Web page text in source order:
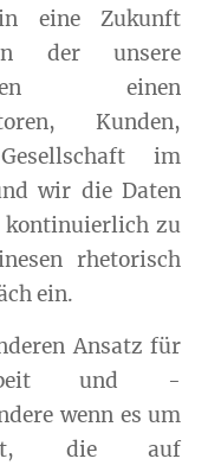
eine Zukunft
der unsere
einen
Kunden,
im
wir die Daten
zu
rhetorisch
ein.
Ansatz für
und -
wenn es um
die auf